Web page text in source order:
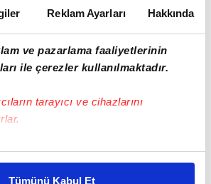
Reklam Ayarları Hakkında
ve pazarlama faaliyetlerinin
ile çerezler kullanılmaktadır.
tarayıcı ve cihazlarını
halinde sizlere özel
Tümünü Kabul Et
JİMNASTİK KULÜBÜ #BEŞİKTAŞ
UÇAN #SALİH